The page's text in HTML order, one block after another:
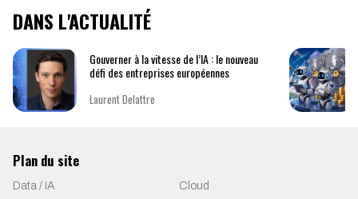
DANS L'ACTUALITÉ
Gouverner à la vitesse de l’IA : le nouveau
défi des entreprises européennes
Laurent Delattre
Plan du site
Data / IA
Cloud